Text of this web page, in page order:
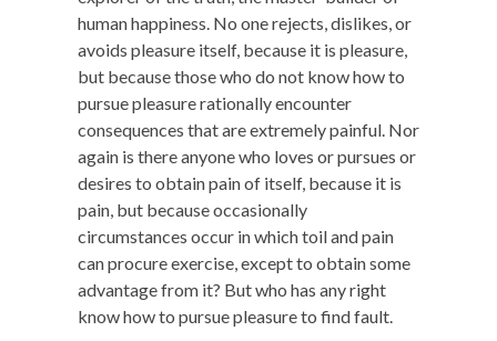
human happiness. No one rejects, dislikes, or
avoids pleasure itself, because it is pleasure,
but because those who do not know how to
pursue pleasure rationally encounter
consequences that are extremely painful. Nor
again is there anyone who loves or pursues or
desires to obtain pain of itself, because it is
pain, but because occasionally
circumstances occur in which toil and pain
can procure exercise, except to obtain some
advantage from it? But who has any right
know how to pursue pleasure to find fault.